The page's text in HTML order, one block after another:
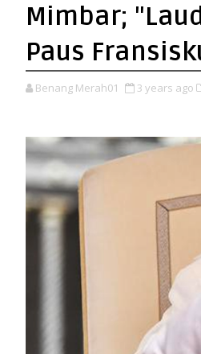
Mimbar;
Paus
Benang Merah01 3 years ago